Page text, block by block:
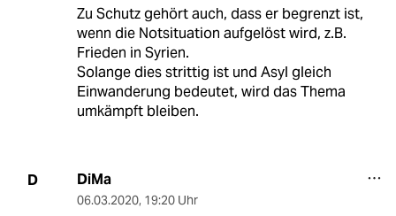
Zu Schutz gehört auch, dass er begrenzt ist,
wenn die Notsituation aufgelöst wird, z.B.
Frieden in Syrien.
Solange dies strittig ist und Asyl gleich
Einwanderung bedeutet, wird das Thema
umkämpft bleiben.
D DiMa
06.03.2020, 19:20 Uhr